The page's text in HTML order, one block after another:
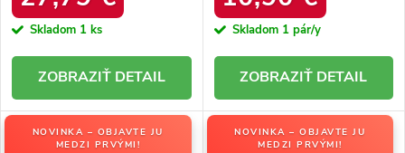
Skladom 1 ks
DETAIL
Skladom 1 pár/y
DETAIL
NOVINKA – OBJAVTE JU
MEDZI PRVÝMI!
NOVINKA – OBJAVTE JU
MEDZI PRVÝMI!